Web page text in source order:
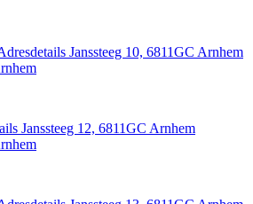
Janssteeg 10, 6811GC Arnhem
Janssteeg 12, 6811GC Arnhem